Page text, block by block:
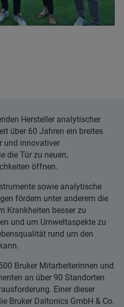
Hersteller analytischer
über 60 Jahren ein breites
und innovativer
die Tür zu neuen,
öffnen.
sowie analytische
fördern unter anderem die
Krankheiten besser zu
und um Umweltaspekte zu
rund um den
Bruker Mitarbeiterinnen und
an über 90 Standorten
Einer dieser
Bruker Daltonics GmbH & Co.